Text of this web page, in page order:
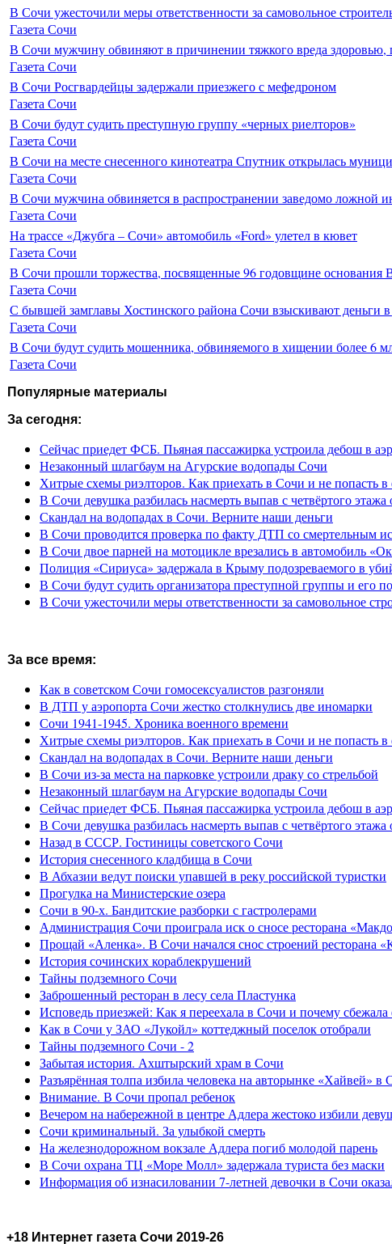
В Сочи ужесточили меры ответственности за самовольное
Газета Сочи
В Сочи мужчину обвиняют в причинении тяжкого вреда здоровью,
Газета Сочи
В Сочи Росгвардейцы задержали приезжего с мефедроном
Газета Сочи
В Сочи будут судить преступную группу «черных риелторов»
Газета Сочи
В Сочи на месте снесенного кинотеатра Спутник открылась
Газета Сочи
В Сочи мужчина обвиняется в распространении заведомо ложной
Газета Сочи
На трассе «Джубга – Сочи» автомобиль «Ford» улетел в кювет
Газета Сочи
В Сочи прошли торжества, посвященные 96 годовщине основания
Газета Сочи
С бывшей замглавы Хостинского района Сочи взыскивают деньги в
Газета Сочи
В Сочи будут судить мошенника, обвиняемого в хищении более 6
Газета Сочи
Популярные материалы
За сегодня:
Сейчас приедет ФСБ. Пьяная пассажирка устроила дебош в
Незаконный шлагбаум на Агурские водопады Сочи
Хитрые схемы риэлторов. Как приехать в Сочи и не попасть в
В Сочи девушка разбилась насмерть выпав с четвёртого этажа
Скандал на водопадах в Сочи. Верните наши деньги
В Сочи проводится проверка по факту ДТП со смертельным
В Сочи двое парней на мотоцикле врезались в автомобиль
Полиция «Сириуса» задержала в Крыму подозреваемого в
В Сочи будут судить организатора преступной группы и его
В Сочи ужесточили меры ответственности за самовольное
За все время:
Как в советском Сочи гомосексуалистов разгоняли
В ДТП у аэропорта Сочи жестко столкнулись две иномарки
Сочи 1941-1945. Хроника военного времени
Хитрые схемы риэлторов. Как приехать в Сочи и не попасть в
Скандал на водопадах в Сочи. Верните наши деньги
В Сочи из-за места на парковке устроили драку со стрельбой
Незаконный шлагбаум на Агурские водопады Сочи
Сейчас приедет ФСБ. Пьяная пассажирка устроила дебош в
В Сочи девушка разбилась насмерть выпав с четвёртого этажа
Назад в СССР. Гостиницы советского Сочи
История снесенного кладбища в Сочи
В Абхазии ведут поиски упавшей в реку российской туристки
Прогулка на Министерские озера
Сочи в 90-х. Бандитские разборки с гастролерами
Администрация Сочи проиграла иск о сносе ресторана
Прощай «Аленка». В Сочи начался снос строений ресторана
История сочинских кораблекрушений
Тайны подземного Сочи
Заброшенный ресторан в лесу села Пластунка
Исповедь приезжей: Как я переехала в Сочи и почему сбежала
Как в Сочи у ЗАО «Лукойл» коттеджный поселок отобрали
Тайны подземного Сочи - 2
Забытая история. Ахштырский храм в Сочи
Разъярённая толпа избила человека на авторынке «Хайвей» в
Внимание. В Сочи пропал ребенок
Вечером на набережной в центре Адлера жестоко избили
Сочи криминальный. За улыбкой смерть
На железнодорожном вокзале Адлера погиб молодой парень
В Сочи охрана ТЦ «Море Молл» задержала туриста без маски
Информация об изнасиловании 7-летней девочки в Сочи
+18 Интернет газета Сочи 2019-26